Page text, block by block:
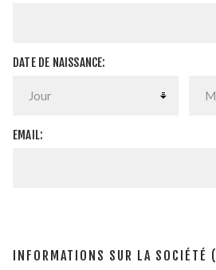
DATE DE NAISSANCE:
EMAIL:
INFORMATIONS SUR LA